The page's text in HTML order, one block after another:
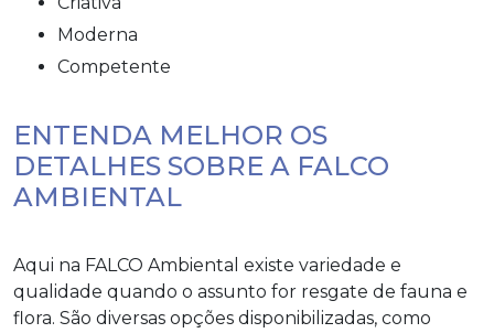
moderna
competente
ENTENDA MELHOR OS
DETALHES SOBRE A FALCO
AMBIENTAL
Aqui na FALCO Ambiental existe variedade e
qualidade quando o assunto for resgate de fauna e
flora. São diversas opções disponibilizadas, como